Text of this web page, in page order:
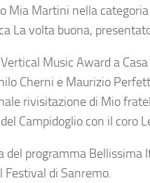
Mia Martini nella
La volta buona,
Music Award a
Cherni e Maurizio
rivisitazione di Mio
Campidoglio con il coro
programma Bellissima
di Sanremo.